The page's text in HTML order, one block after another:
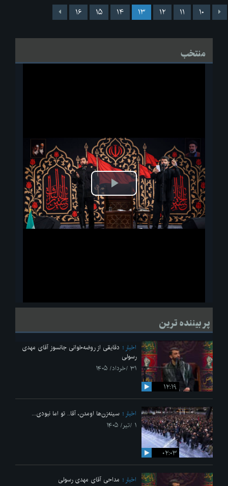
۱۰ ۱۱ ۱۲ ۱۳ ۱۴ ۱۵ ۱۶
منتخب
پخش
ویدیو
لحظاتی از قرائت زیارت اربعین امام حسین(ع) در مراسم عزاداری هیئات
پر بیننده ترین
۱۲:۱۹
اخبار
دقایقی از روضه‌خوانی جانسوز آقای مهدی
رسولی
۳۱ /خرداد/ ۱۴۰۵
۰۲:۰۳
اخبار
سینه‌زن‌ها اومدن،‌ آقا.. تو اما نبودی...
۱ /تیر/ ۱۴۰۵
اخبار
مداحی آقای مهدی رسولی